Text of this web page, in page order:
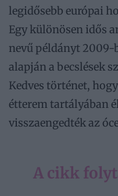
legidősebb európai
Egy különösen idős
nevű példányt
alapján a becslések
Kedves történet,
étterem tartályában
visszaengedték az
A cikk